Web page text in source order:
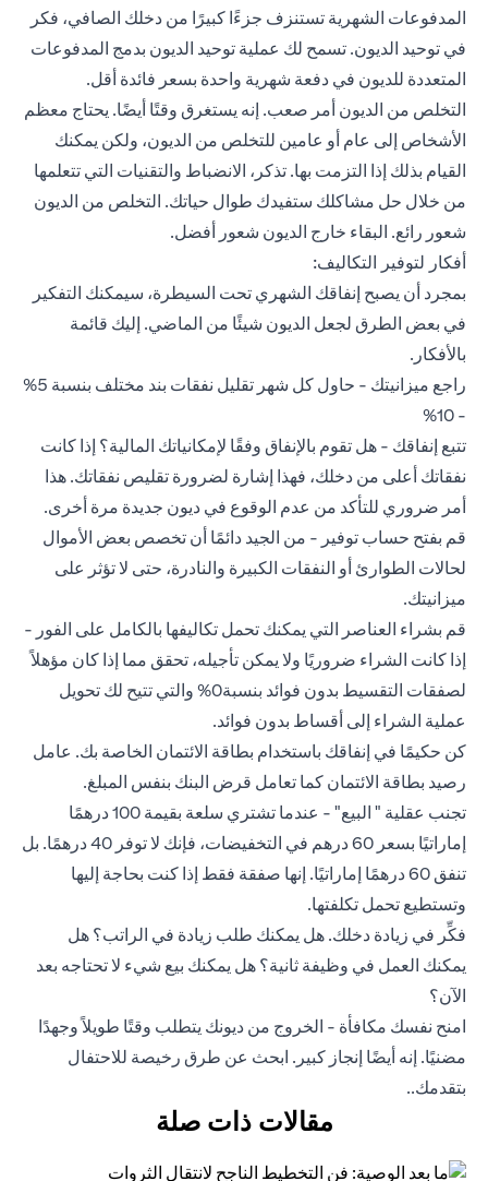
المدفوعات الشهرية تستنزف جزءًا كبيرًا من دخلك الصافي، فكر
في توحيد الديون. تسمح لك عملية توحيد الديون بدمج المدفوعات
المتعددة للديون في دفعة شهرية واحدة بسعر فائدة أقل.
التخلص من الديون أمر صعب. إنه يستغرق وقتًا أيضًا. يحتاج معظم
الأشخاص إلى عام أو عامين للتخلص من الديون، ولكن يمكنك
القيام بذلك إذا التزمت بها. تذكر، الانضباط والتقنيات التي تتعلمها
من خلال حل مشاكلك ستفيدك طوال حياتك. التخلص من الديون
شعور رائع. البقاء خارج الديون شعور أفضل.
أفكار لتوفير التكاليف:
بمجرد أن يصبح إنفاقك الشهري تحت السيطرة، سيمكنك التفكير
في بعض الطرق لجعل الديون شيئًا من الماضي. إليك قائمة
بالأفكار.
راجع ميزانيتك - حاول كل شهر تقليل نفقات بند مختلف بنسبة 5%
- 10%
تتبع إنفاقك - هل تقوم بالإنفاق وفقًا لإمكانياتك المالية؟ إذا كانت
نفقاتك أعلى من دخلك، فهذا إشارة لضرورة تقليص نفقاتك. هذا
أمر ضروري للتأكد من عدم الوقوع في ديون جديدة مرة أخرى.
قم بفتح حساب توفير - من الجيد دائمًا أن تخصص بعض الأموال
لحالات الطوارئ أو النفقات الكبيرة والنادرة، حتى لا تؤثر على
ميزانيتك.
قم بشراء العناصر التي يمكنك تحمل تكاليفها بالكامل على الفور -
إذا كانت الشراء ضروريًا ولا يمكن تأجيله، تحقق مما إذا كان مؤهلاً
لصفقات التقسيط بدون فوائد بنسبة0% والتي تتيح لك تحويل
عملية الشراء إلى أقساط بدون فوائد.
كن حكيمًا في إنفاقك باستخدام بطاقة الائتمان الخاصة بك. عامل
رصيد بطاقة الائتمان كما تعامل قرض البنك بنفس المبلغ.
تجنب عقلية " البيع" - عندما تشتري سلعة بقيمة 100 درهمًا
إماراتيًا بسعر 60 درهم في التخفيضات، فإنك لا توفر 40 درهمًا. بل
تنفق 60 درهمًا إماراتيًا. إنها صفقة فقط إذا كنت بحاجة إليها
وتستطيع تحمل تكلفتها.
فكِّر في زيادة دخلك. هل يمكنك طلب زيادة في الراتب؟ هل
يمكنك العمل في وظيفة ثانية؟ هل يمكنك بيع شيء لا تحتاجه بعد
الآن؟
امنح نفسك مكافأة - الخروج من ديونك يتطلب وقتًا طويلاً وجهدًا
مضنيًا. إنه أيضًا إنجاز كبير. ابحث عن طرق رخيصة للاحتفال
بتقدمك..
مقالات ذات صلة